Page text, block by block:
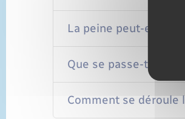
La peine peut-elle
Que se passe-t-il si la
Comment se déroule